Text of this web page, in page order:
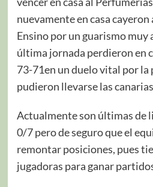
nuevamente en casa cayeron
Ensino por un guarismo muy
última jornada perdieron en
73-71en un duelo vital por la
pudieron llevarse las
Actualmente son últimas de
0/7 pero de seguro que el
remontar posiciones, pues
jugadoras para ganar